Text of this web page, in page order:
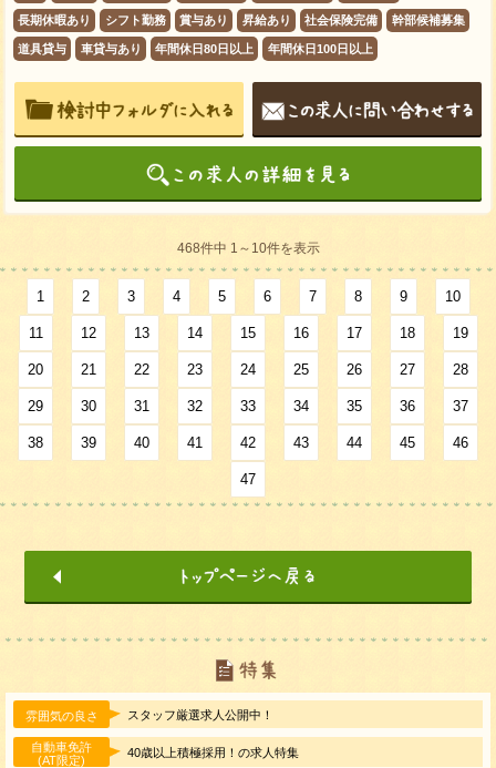
長期休暇あり シフト勤務 賞与あり 昇給あり 社会保険完備 幹部候補募集
道具貸与 車貸与あり 年間休日80日以上 年間休日100日以上
468件中 1～10件を表示
1 2 3 4 5 6 7 8 9 10
11 12 13 14 15 16 17 18 19
20 21 22 23 24 25 26 27 28
29 30 31 32 33 34 35 36 37
38 39 40 41 42 43 44 45 46
47
雰囲気の良さ スタッフ厳選求人公開中！
自動車免許
(AT限定)
40歳以上積極採用！の求人特集